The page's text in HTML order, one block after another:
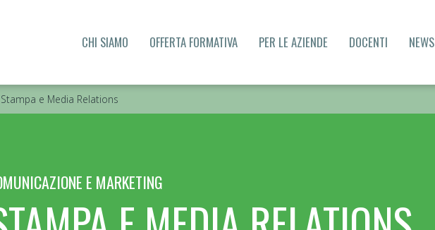
CHI SIAMO OFFERTA FORMATIVA PER LE AZIENDE DOCENTI NEWS
e Media Relations
E MARKETING